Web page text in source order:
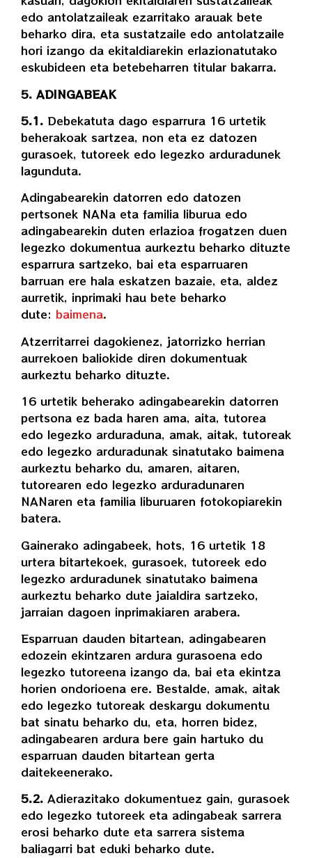
edo antolatzaileak ezarritako arauak bete
beharko dira, eta sustatzaile edo antolatzaile
hori izango da ekitaldiarekin erlazionatutako
eskubideen eta betebeharren titular bakarra.
5. ADINGABEAK
5.1. Debekatuta dago esparrura 16 urtetik
beherakoak sartzea, non eta ez datozen
gurasoek, tutoreek edo legezko arduradunek
lagunduta.
Adingabearekin datorren edo datozen
pertsonek NANa eta familia liburua edo
adingabearekin duten erlazioa frogatzen duen
legezko dokumentua aurkeztu beharko dituzte
esparrura sartzeko, bai eta esparruaren
barruan ere hala eskatzen bazaie, eta, aldez
aurretik, inprimaki hau bete beharko
dute: baimena.
Atzerritarrei dagokienez, jatorrizko herrian
aurrekoen baliokide diren dokumentuak
aurkeztu beharko dituzte.
16 urtetik beherako adingabearekin datorren
pertsona ez bada haren ama, aita, tutorea
edo legezko arduraduna, amak, aitak, tutoreak
edo legezko arduradunak sinatutako baimena
aurkeztu beharko du, amaren, aitaren,
tutorearen edo legezko arduradunaren
NANaren eta familia liburuaren fotokopiarekin
batera.
Gainerako adingabeek, hots, 16 urtetik 18
urtera bitartekoek, gurasoek, tutoreek edo
legezko arduradunek sinatutako baimena
aurkeztu beharko dute jaialdira sartzeko,
jarraian dagoen inprimakiaren arabera.
Esparruan dauden bitartean, adingabearen
edozein ekintzaren ardura gurasoena edo
legezko tutoreena izango da, bai eta ekintza
horien ondorioena ere. Bestalde, amak, aitak
edo legezko tutoreak deskargu dokumentu
bat sinatu beharko du, eta, horren bidez,
adingabearen ardura bere gain hartuko du
esparruan dauden bitartean gerta
daitekeenerako.
5.2. Adierazitako dokumentuez gain, gurasoek
edo legezko tutoreek eta adingabeak sarrera
erosi beharko dute eta sarrera sistema
baliagarri bat eduki beharko dute.